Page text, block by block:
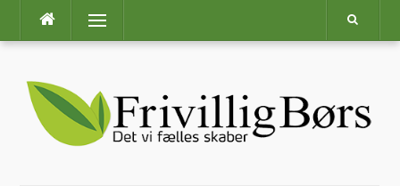
content
Menu